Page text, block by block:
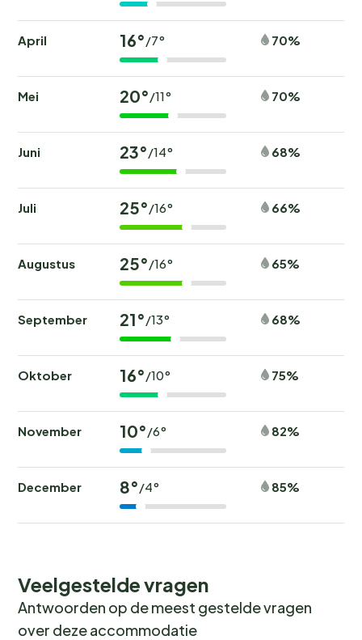
April 16°/7° 70%
Mei 20°/11° 70%
Juni 23°/14° 68%
Juli 25°/16° 66%
Augustus 25°/16° 65%
September 21°/13° 68%
Oktober 16°/10° 75%
November 10°/6° 82%
December 8°/4° 85%
Veelgestelde vragen
Antwoorden op de meest gestelde vragen
over deze accommodatie